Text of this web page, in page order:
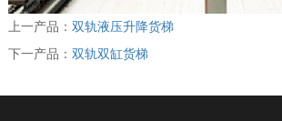
上一产品： 双轨液压升降货梯
下一产品： 双轨双缸货梯